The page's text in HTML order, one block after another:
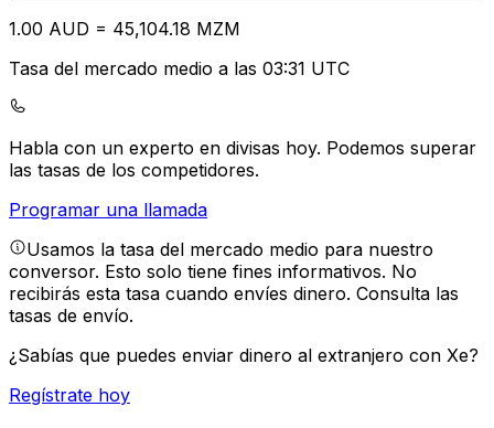
1.00 AUD = 45,104.18 MZM
Tasa del mercado medio a las 03:31 UTC
Habla con un experto en divisas hoy. Podemos superar
las tasas de los competidores.
Programar una llamada
Usamos la tasa del mercado medio para nuestro
conversor. Esto solo tiene fines informativos. No
recibirás esta tasa cuando envíes dinero. Consulta las
tasas de envío.
¿Sabías que puedes enviar dinero al extranjero con Xe?
Regístrate hoy